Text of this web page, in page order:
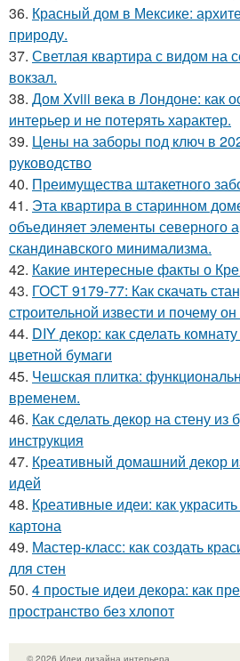
36. Красный дом в Мексике:
природу.
37. Светлая квартира с видом на
вокзал.
38. Дом Xviii века в Лондоне: как
интерьер и не потерять характер.
39. Цены на заборы под ключ в
руководство
40. Преимущества штакетного
41. Эта квартира в старинном
объединяет элементы северного
скандинавского минимализма.
42. Какие интересные факты о
43. ГОСТ 9179-77: Как скачать
строительной извести и почему
44. DIY декор: как сделать
цветной бумаги
45. Чешская плитка:
временем.
46. Как сделать декор на стену из
инструкция
47. Креативный домашний декор
идей
48. Креативные идеи: как
картона
49. Мастер-класс: как создать
для стен
50. 4 простые идеи декора: как
пространство без хлопот
© 2026 Идеи дизайна интерьера